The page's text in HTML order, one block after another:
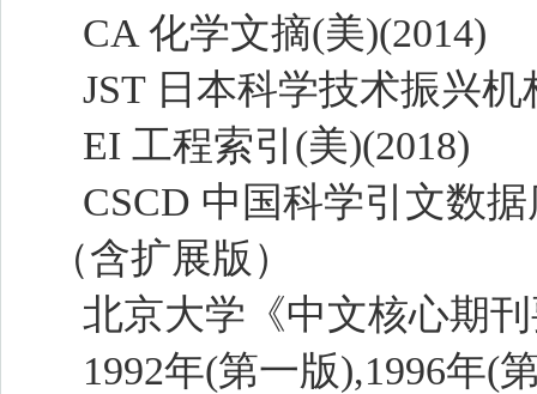
CA 化学文摘(美)(2014)
JST 日本科学技术振兴
EI 工程索引(美)(2018)
CSCD 中国科学引文数
（含扩展版）
北京大学《中文核心期
1992年(第一版),1996年(